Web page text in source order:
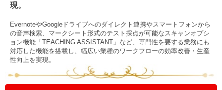
現。
EvernoteやGoogleドライブへのダイレクト連携やスマートフォンから
の音声検索、マークシート形式のテスト採点が可能なスキャンオプシ
ョン機能「TEACHING ASSISTANT」など、専門性を要する業務にも
対応した機能を搭載し、幅広い業種のワークフローの効率改善・生産
性向上を実現。